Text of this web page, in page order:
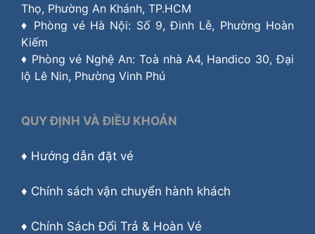
Thọ, Phường An Khánh, TP.HCM
♦ Phòng vé Hà Nội: Số 9, Đinh Lễ, Phường Hoàn
Kiếm
♦ Phòng vé Nghệ An: Toà nhà A4, Handico 30, Đại
lộ Lê Nin, Phường Vinh Phú
QUY ĐỊNH VÀ ĐIỀU KHOẢN
♦ Hướng dẫn đặt vé
♦ Chính sách vận chuyển hành khách
♦ Chính Sách Đổi Trả & Hoàn Vé